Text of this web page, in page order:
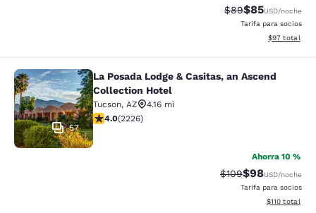
Precio tachado:
$89Precio con
$85USD/noche
Tarifa para socios
Ver detalles
$97 total
La Posada Lodge & Casitas, an
57
La Posada Lodge & Casitas, an Ascend
Collection Hotel
Tucson, AZ
4.16 mi
calificación de 3.98 estrellas. Bueno. 2226 reseñas
4.0(2226)
Ahorra 10 %
Precio tachado:
$109Precio con
$98USD/noche
Tarifa para socios
Ver detalles
$110 total